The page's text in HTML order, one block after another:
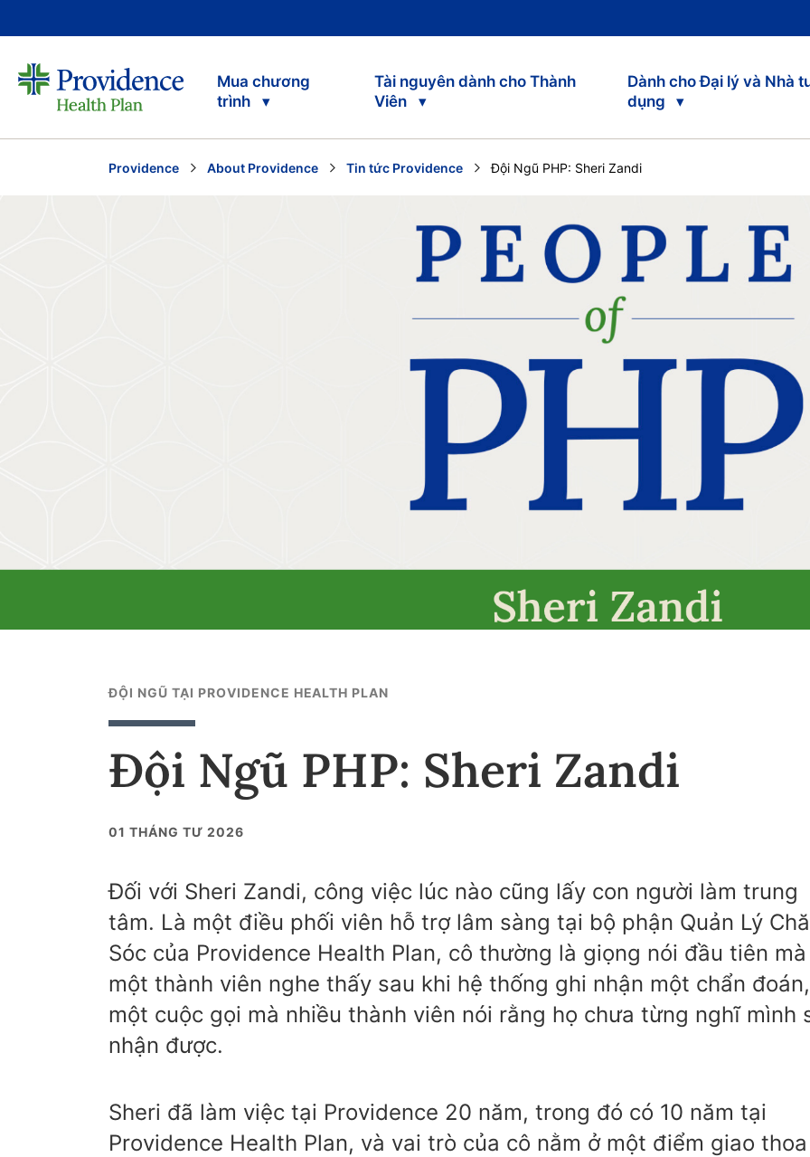
Mua chương
trình
Tài nguyên dành cho Thành
Viên
Dành cho Đại lý và Nhà
dụng
Providence About Providence Tin tức Providence Current:
Đội Ngũ PHP: Sheri Zandi
ĐỘI NGŨ TẠI PROVIDENCE HEALTH PLAN
Đội Ngũ PHP: Sheri Zandi
01 THÁNG TƯ 2026
Đối với Sheri Zandi, công việc lúc nào cũng lấy con người làm trung
tâm. Là một điều phối viên hỗ trợ lâm sàng tại bộ phận Quản Lý
Sóc của Providence Health Plan, cô thường là giọng nói đầu tiên mà
một thành viên nghe thấy sau khi hệ thống ghi nhận một chẩn đoán,
một cuộc gọi mà nhiều thành viên nói rằng họ chưa từng nghĩ mình
nhận được.
Sheri đã làm việc tại Providence 20 năm, trong đó có 10 năm tại
Providence Health Plan, và vai trò của cô nằm ở một điểm giao thoa